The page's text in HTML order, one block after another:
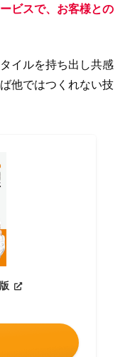
ビスで、お客様との
イルを持ち出し共感
他ではつくれない技